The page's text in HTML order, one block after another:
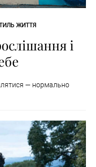
ЖИТТЯ
і
— нормально